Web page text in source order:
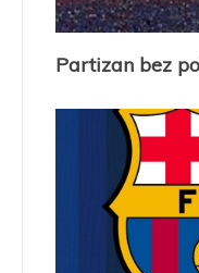
Partizan bez